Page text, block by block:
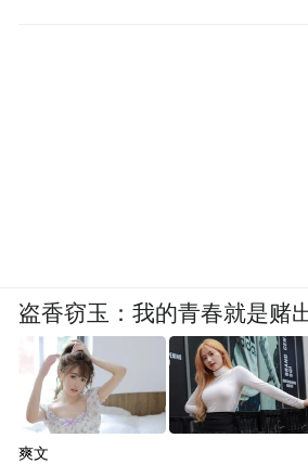
盗香窃玉：我的青春就是赌
爽文